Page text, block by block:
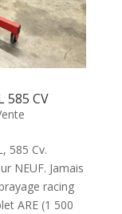
585 CV
585 Cv.
NEUF. Jamais
racing
ARE (1 500